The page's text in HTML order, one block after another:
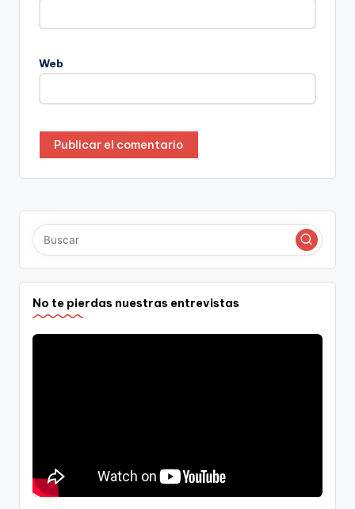
Web
No te pierdas nuestras entrevistas